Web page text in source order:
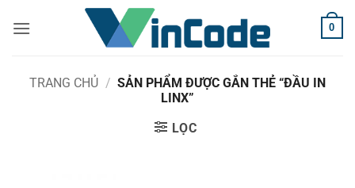
qua
0
TRANG CHỦ / SẢN PHẨM ĐƯỢC GẮN THẺ “ĐẦU IN
LINX”
LỌC